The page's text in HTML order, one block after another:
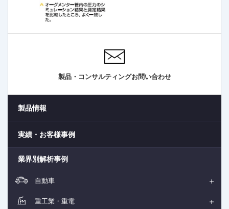
製品・コンサルティングお問い合わせ
製品情報
実績・お客様事例
業界別解析事例
自動車
重工業・重電